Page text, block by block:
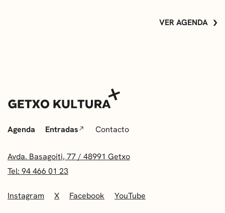
VER AGENDA
Agenda Entradas Contacto
Avda. Basagoiti, 77 / 48991 Getxo
Tel: 94 466 01 23
Instagram X Facebook YouTube